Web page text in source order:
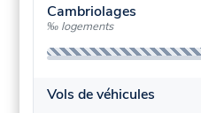
Cambriolages
‰ logements
Vols de véhicules